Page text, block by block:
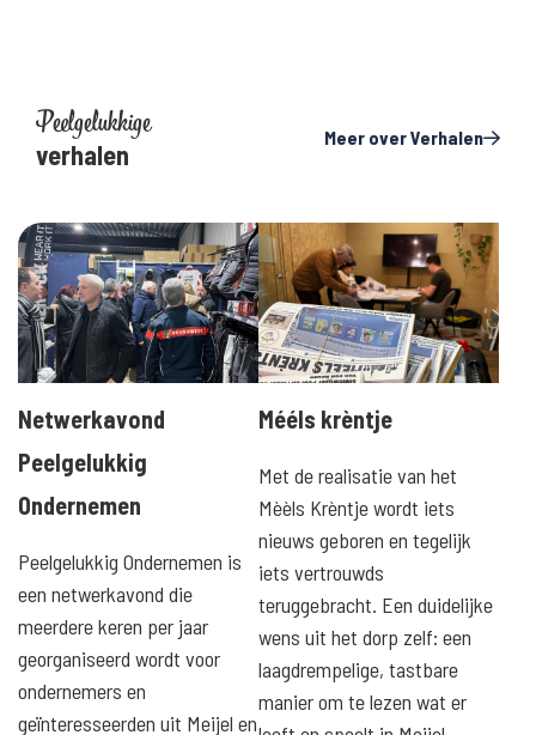
Peelgelukkige
verhalen
Meer over Verhalen
Netwerkavond
Peelgelukkig
Ondernemen
Peelgelukkig Ondernemen is
een netwerkavond die
meerdere keren per jaar
georganiseerd wordt voor
ondernemers en
geïnteresseerden uit Meijel en
Mééls krèntje
Met de realisatie van het
Mèèls Krèntje wordt iets
nieuws geboren en tegelijk
iets vertrouwds
teruggebracht. Een duidelijke
wens uit het dorp zelf: een
laagdrempelige, tastbare
manier om te lezen wat er